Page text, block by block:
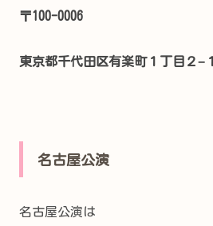
〒100-0006
東京都千代田区有楽町１丁目２−１
名古屋公演
名古屋公演は